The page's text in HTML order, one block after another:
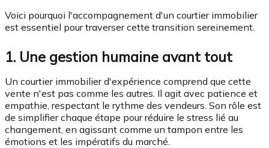
Voici pourquoi l'accompagnement d'un courtier immobilier
est essentiel pour traverser cette transition sereinement.
1. Une gestion humaine avant tout
Un courtier immobilier d'expérience comprend que cette
vente n'est pas comme les autres. Il agit avec patience et
empathie, respectant le rythme des vendeurs. Son rôle est
de simplifier chaque étape pour réduire le stress lié au
changement, en agissant comme un tampon entre les
émotions et les impératifs du marché.